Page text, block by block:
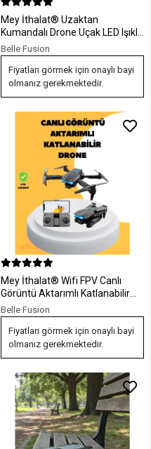
Mey İthalat® Uzaktan
Kumandalı Drone Uçak LED Işıklı
360 Derece Akrobatik Hareket
Özellikli
Belle Fusion
Fiyatları görmek için onaylı bayi
olmanız gerekmektedir.
Mey İthalat® Wifi FPV Canlı
Görüntü Aktarımlı Katlanabilir
Drone
Belle Fusion
Fiyatları görmek için onaylı bayi
olmanız gerekmektedir.